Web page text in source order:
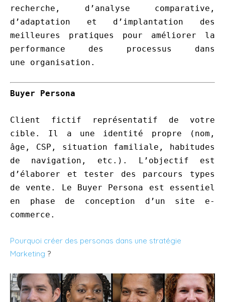
recherche, d’analyse comparative,
d’adaptation et d’implantation des
meilleures pratiques pour améliorer la
performance des processus dans
une organisation.
Buyer Persona
Client fictif représentatif de votre
cible. Il a une identité propre (nom,
âge, CSP, situation familiale, habitudes
de navigation, etc.). L’objectif est
d’élaborer et tester des parcours types
de vente. Le Buyer Persona est essentiel
en phase de conception d’un site e-
commerce.
Pourquoi créer des personas dans une stratégie
Marketing ?